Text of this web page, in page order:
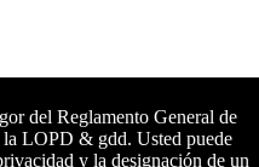
Buscar
del Reglamento General de
LOPD & gdd. Usted puede
y la designación de un